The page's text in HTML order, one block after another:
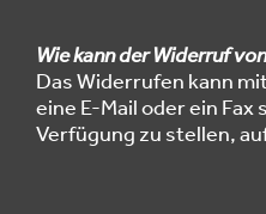
Wie kann der Widerruf
Das Widerrufen kann
eine E-Mail oder ein
Verfügung zu stellen,